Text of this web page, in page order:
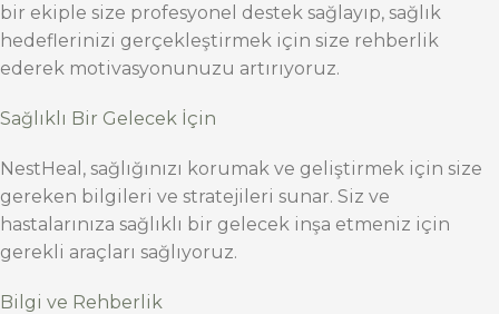
bir ekiple size profesyonel destek sağlayıp, sağlık
hedeflerinizi gerçekleştirmek için size rehberlik
ederek motivasyonunuzu artırıyoruz.
Sağlıklı Bir Gelecek İçin
NestHeal, sağlığınızı korumak ve geliştirmek için size
gereken bilgileri ve stratejileri sunar. Siz ve
hastalarınıza sağlıklı bir gelecek inşa etmeniz için
gerekli araçları sağlıyoruz.
Bilgi ve Rehberlik